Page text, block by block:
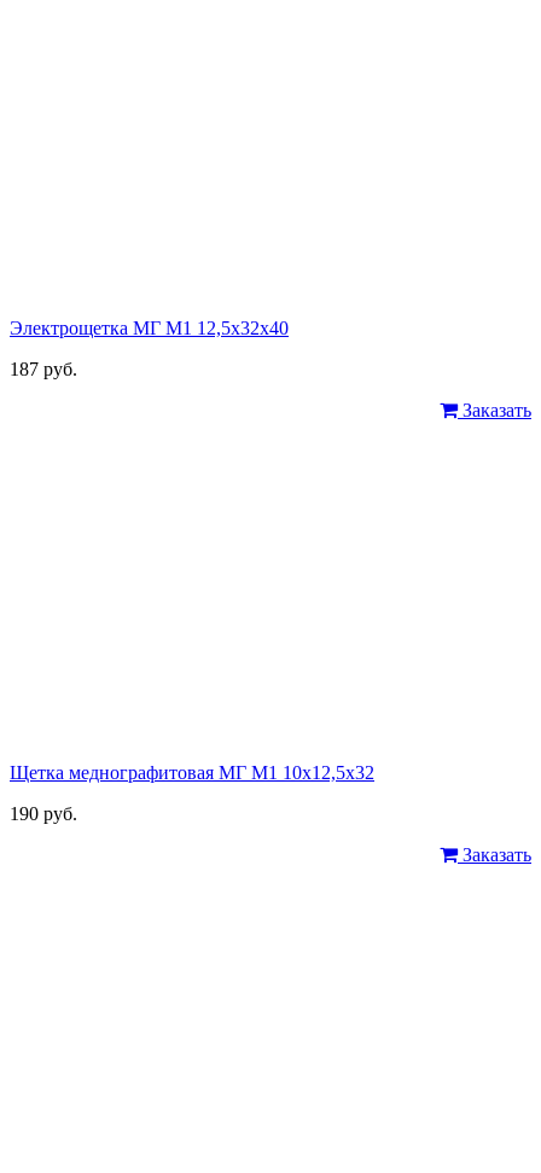
Электрощетка МГ М1 12,5х32х40
187 руб.
Заказать
Щетка меднографитовая МГ М1 10х12,5х32
190 руб.
Заказать